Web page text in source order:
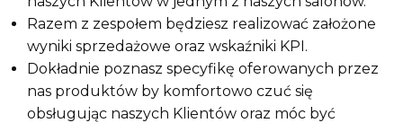
Razem z zespołem będziesz realizować założone
wyniki sprzedażowe oraz wskaźniki KPI.
Dokładnie poznasz specyfikę oferowanych przez
nas produktów by komfortowo czuć się
obsługując naszych Klientów oraz móc być